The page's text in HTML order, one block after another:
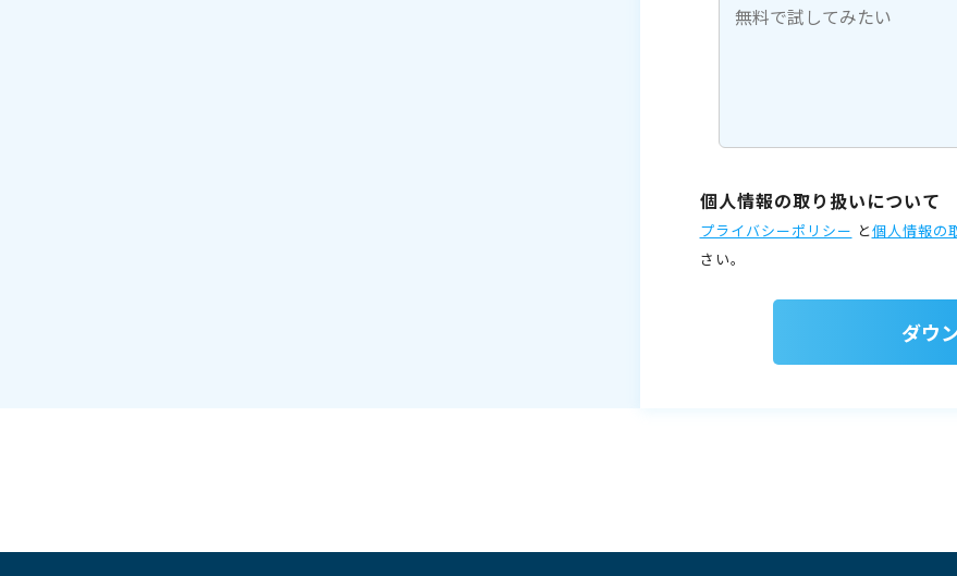
個人情報の取り扱いについて
プライバシーポリシー と個人情報の
さい。
ダウ